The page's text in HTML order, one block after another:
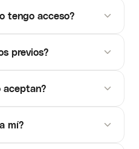
tengo acceso?
previos?
aceptan?
mí?